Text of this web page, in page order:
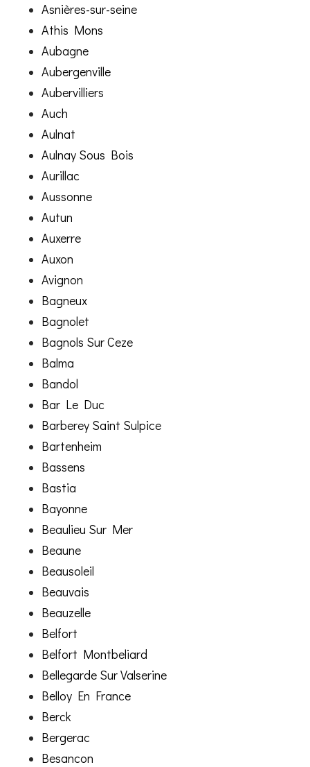
Asnières-sur-seine
Athis Mons
Aubagne
Aubergenville
Aubervilliers
Auch
Aulnat
Aulnay Sous Bois
Aurillac
Aussonne
Autun
Auxerre
Auxon
Avignon
Bagneux
Bagnolet
Bagnols Sur Ceze
Balma
Bandol
Bar Le Duc
Barberey Saint Sulpice
Bartenheim
Bassens
Bastia
Bayonne
Beaulieu Sur Mer
Beaune
Beausoleil
Beauvais
Beauzelle
Belfort
Belfort Montbeliard
Bellegarde Sur Valserine
Belloy En France
Berck
Bergerac
Besancon